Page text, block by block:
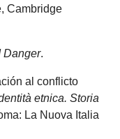
Cambridge
Danger.
al conflicto
etnica. Storia
La Nuova Italia